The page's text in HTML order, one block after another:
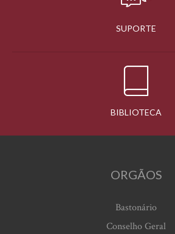
SUPORTE
BIBLIOTECA
ORGÃOS
Bastonário
Conselho Geral